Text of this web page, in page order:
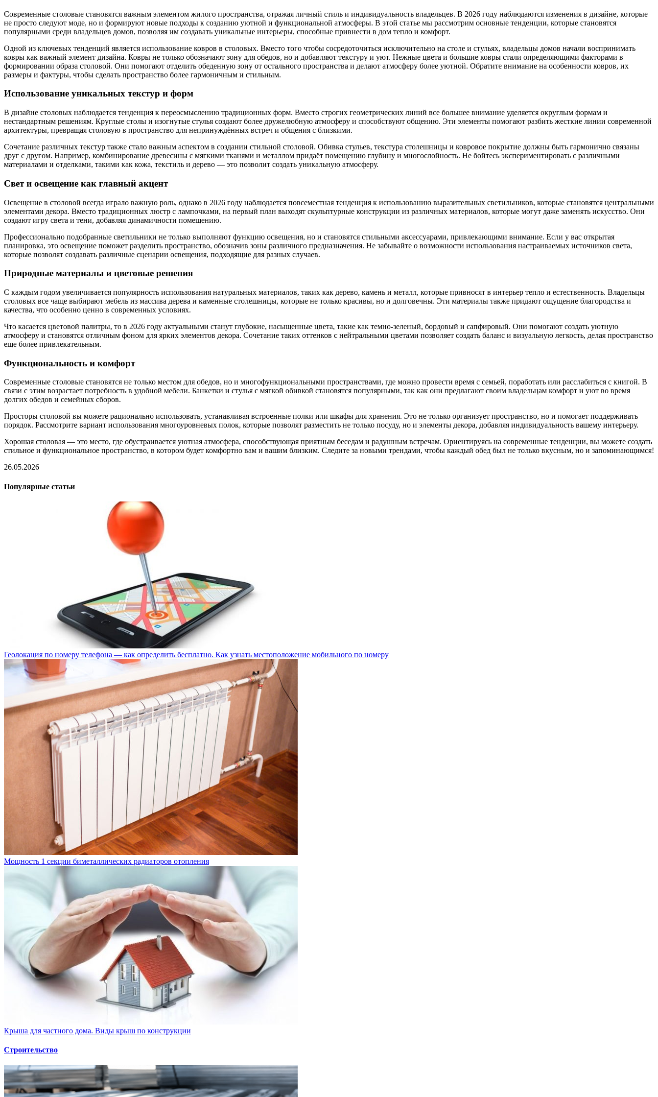
Современные столовые становятся важным элементом жилого пространства, отражая личный стиль и индивидуальность владельцев. В 2026 году наблюдаются изменения в дизайне, которые
не просто следуют моде, но и формируют новые подходы к созданию уютной и функциональной атмосферы. В этой статье мы рассмотрим основные тенденции, которые становятся
популярными среди владельцев домов, позволяя им создавать уникальные интерьеры, способные привнести в дом тепло и комфорт.
Одной из ключевых тенденций является использование ковров в столовых. Вместо того чтобы сосредоточиться исключительно на столе и стульях, владельцы домов начали воспринимать
ковры как важный элемент дизайна. Ковры не только обозначают зону для обедов, но и добавляют текстуру и уют. Нежные цвета и большие ковры стали определяющими факторами в
формировании образа столовой. Они помогают отделить обеденную зону от остального пространства и делают атмосферу более уютной. Обратите внимание на особенности ковров, их
размеры и фактуры, чтобы сделать пространство более гармоничным и стильным.
Использование уникальных текстур и форм
В дизайне столовых наблюдается тенденция к переосмыслению традиционных форм. Вместо строгих геометрических линий все большее внимание уделяется округлым формам и
нестандартным решениям. Круглые столы и изогнутые стулья создают более дружелюбную атмосферу и способствуют общению. Эти элементы помогают разбить жесткие линии современной
архитектуры, превращая столовую в пространство для непринуждённых встреч и общения с близкими.
Сочетание различных текстур также стало важным аспектом в создании стильной столовой. Обивка стульев, текстура столешницы и ковровое покрытие должны быть гармонично связаны
друг с другом. Например, комбинирование древесины с мягкими тканями и металлом придаёт помещению глубину и многослойность. Не бойтесь экспериментировать с различными
материалами и отделками, такими как кожа, текстиль и дерево — это позволит создать уникальную атмосферу.
Свет и освещение как главный акцент
Освещение в столовой всегда играло важную роль, однако в 2026 году наблюдается повсеместная тенденция к использованию выразительных светильников, которые становятся центральными
элементами декора. Вместо традиционных люстр с лампочками, на первый план выходят скульптурные конструкции из различных материалов, которые могут даже заменять искусство. Они
создают игру света и тени, добавляя динамичности помещению.
Профессионально подобранные светильники не только выполняют функцию освещения, но и становятся стильными аксессуарами, привлекающими внимание. Если у вас открытая
планировка, это освещение поможет разделить пространство, обозначив зоны различного предназначения. Не забывайте о возможности использования настраиваемых источников света,
которые позволят создавать различные сценарии освещения, подходящие для разных случаев.
Природные материалы и цветовые решения
С каждым годом увеличивается популярность использования натуральных материалов, таких как дерево, камень и металл, которые привносят в интерьер тепло и естественность. Владельцы
столовых все чаще выбирают мебель из массива дерева и каменные столешницы, которые не только красивы, но и долговечны. Эти материалы также придают ощущение благородства и
качества, что особенно ценно в современных условиях.
Что касается цветовой палитры, то в 2026 году актуальными станут глубокие, насыщенные цвета, такие как темно-зеленый, бордовый и сапфировый. Они помогают создать уютную
атмосферу и становятся отличным фоном для ярких элементов декора. Сочетание таких оттенков с нейтральными цветами позволяет создать баланс и визуальную легкость, делая пространство
еще более привлекательным.
Функциональность и комфорт
Современные столовые становятся не только местом для обедов, но и многофункциональными пространствами, где можно провести время с семьей, поработать или расслабиться с книгой. В
связи с этим возрастает потребность в удобной мебели. Банкетки и стулья с мягкой обивкой становятся популярными, так как они предлагают своим владельцам комфорт и уют во время
долгих обедов и семейных сборов.
Просторы столовой вы можете рационально использовать, устанавливая встроенные полки или шкафы для хранения. Это не только организует пространство, но и помогает поддерживать
порядок. Рассмотрите вариант использования многоуровневых полок, которые позволят разместить не только посуду, но и элементы декора, добавляя индивидуальность вашему интерьеру.
Хорошая столовая — это место, где обустраивается уютная атмосфера, способствующая приятным беседам и радушным встречам. Ориентируясь на современные тенденции, вы можете создать
стильное и функциональное пространство, в котором будет комфортно вам и вашим близким. Следите за новыми трендами, чтобы каждый обед был не только вкусным, но и запоминающимся!
26.05.2026
Популярные статьи
Геолокация по номеру телефона — как определить бесплатно. Как узнать местоположение мобильного по номеру
Мощность 1 секции биметаллических радиаторов отопления
Крыша для частного дома. Виды крыш по конструкции
Строительство